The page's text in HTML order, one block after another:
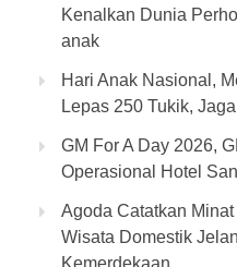
Kenalkan Dunia
anak
Hari Anak Nasional,
Lepas 250 Tukik,
GM For A Day 2026,
Operasional Hotel
Agoda Catatkan
Wisata Domestik